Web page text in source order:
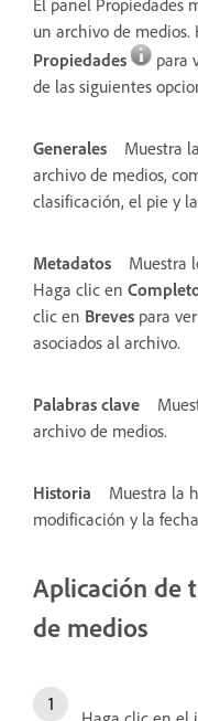
El panel Propiedades
un archivo de
Propiedades
para
de las siguientes
Generales
Muestra
archivo de medios,
clasificación, el pie y
Metadatos
Muestra
Haga clic en
clic en Breves para
asociados al archivo.
Palabras clave
archivo de medios.
Historia
Muestra la
modificación y la
Aplicación de
de medios